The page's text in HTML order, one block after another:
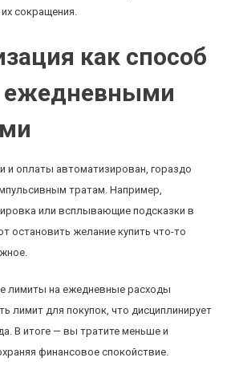
сокращения.
как способ
ежедневными
и оплаты автоматизирован, гораздо
тратам. Например,
или всплывающие подсказки в
остановить желание купить что-то
лимиты на ежедневные расходы
лимит для покупок, что дисциплинирует
В итоге — вы тратите меньше и
финансовое спокойствие.